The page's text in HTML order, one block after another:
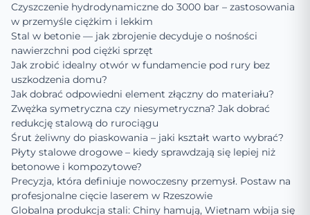
Czyszczenie hydrodynamiczne do 3000 bar – zastosowania
w przemyśle ciężkim i lekkim
Stal w betonie — jak zbrojenie decyduje o nośności
nawierzchni pod ciężki sprzęt
Jak zrobić idealny otwór w fundamencie pod rury bez
uszkodzenia domu?
Jak dobrać odpowiedni element złączny do materiału?
Zwężka symetryczna czy niesymetryczna? Jak dobrać
redukcję stalową do rurociągu
Śrut żeliwny do piaskowania – jaki kształt warto wybrać?
Płyty stalowe drogowe – kiedy sprawdzają się lepiej niż
betonowe i kompozytowe?
Precyzja, która definiuje nowoczesny przemysł. Postaw na
profesjonalne cięcie laserem w Rzeszowie
Globalna produkcja stali: Chiny hamują, Wietnam wbija się